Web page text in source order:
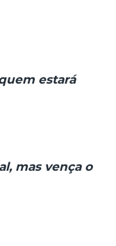
estará
mas vença o